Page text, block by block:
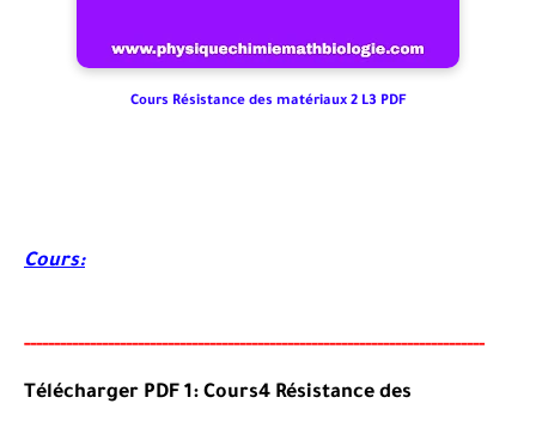
Cours Résistance des matériaux 2 L3 PDF
Cours:
-----------------------------------------------------------------------------
Télécharger PDF 1: Cours4 Résistance des